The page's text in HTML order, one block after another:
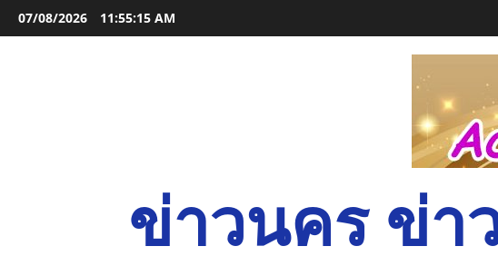
Skip
to
07/08/2026 11:55:17 AM
ข่าวนคร ข่า